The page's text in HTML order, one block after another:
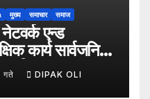
मुख्य समाचार समाज
नेटवर्क एन्ड
कार्य सार्वजनिक
गते DIPAK OLI